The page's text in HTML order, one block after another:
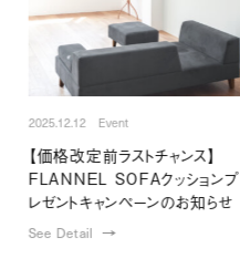
2025.12.12 Event
【価格改定前ラストチャンス】
FLANNEL SOFAクッションプ
レゼントキャンペーンのお知らせ
See Detail